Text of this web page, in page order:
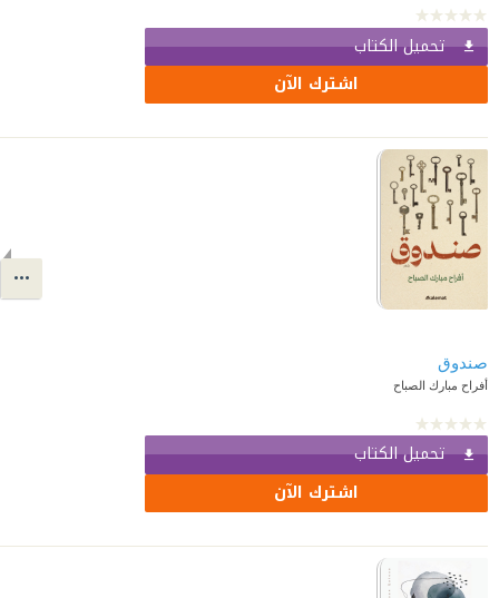
تحميل الكتاب
اشترك الآن
صندوق
أفراح مبارك الصباح
تحميل الكتاب
اشترك الآن